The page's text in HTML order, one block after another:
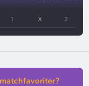
1 X 2